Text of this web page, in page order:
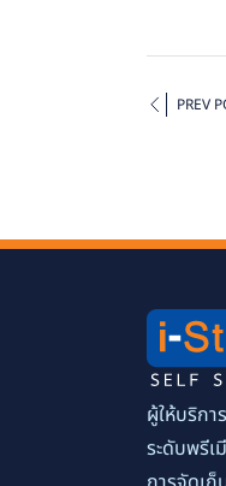
PREV
ผู้ให้บริก
ระดับพรีเ